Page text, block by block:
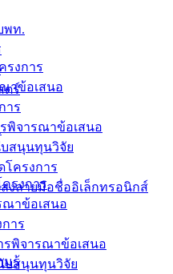
พท.
ตร์
รงการ
ณาข้อเสนอ
าร
พิจารณาข้อเสนอ
บสนุนทุนวิจัย
รงการ
าข้อเสนอ
าร
พิจารณาข้อเสนอ
สนุนทุนวิจัย
โครงการ
งลายมือชื่ออิเล็กทรอนิกส์
มรู้